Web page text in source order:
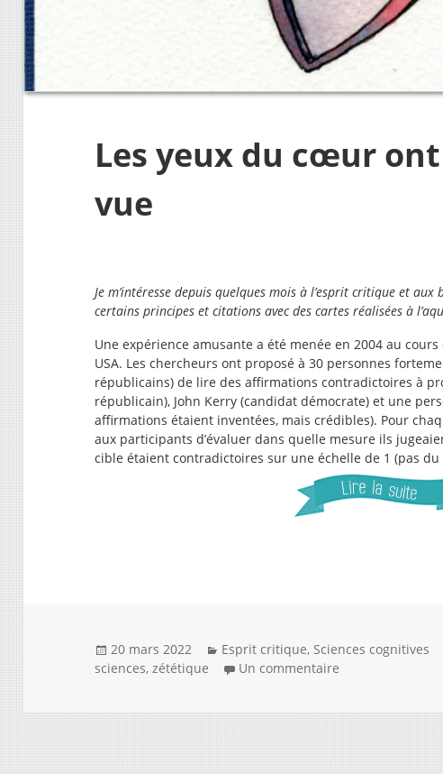
Les yeux du cœur
vue
Je m’intéresse depuis quelques mois à l’esprit critique et
certains principes et citations avec des cartes réalisées à
Une expérience amusante a été menée en 2004 au
USA. Les chercheurs ont proposé à 30 personnes
républicains) de lire des affirmations contradictoires à
républicain), John Kerry (candidat démocrate) et une
affirmations étaient inventées, mais crédibles). Pour
aux participants d’évaluer dans quelle mesure ils
cible étaient contradictoires sur une échelle de 1 (pas du
Publié
le
20 mars 2022 Catégories
Esprit critique, Sciences cognitives
sciences, zététique Un commentairesur Les yeux du